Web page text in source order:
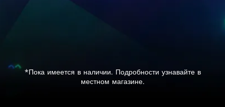
*Пока имеется в наличии. Подробности узнавайте в
местном магазине.